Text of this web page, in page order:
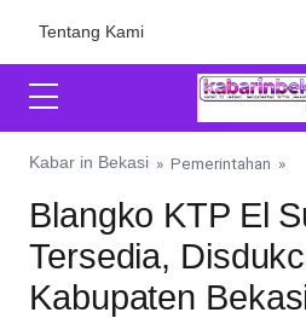
Tentang Kami
Kabar in Bekasi » Pemerintahan »
Blangko KTP El
Tersedia,
Kabupaten